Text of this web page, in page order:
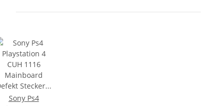
Sony Ps4